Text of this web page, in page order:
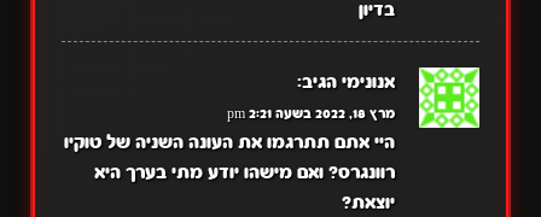
בדיון
אנונימי הגיב:
מרץ 18, 2022 בשעה 2:21 pm
היי אתם תתרגמו את העונה השניה של טוקיו
רוונגרס? ואם מישהו יודע מתי בערך היא
יוצאת?